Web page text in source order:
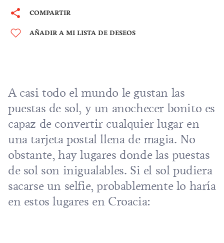
COMPARTIR
AÑADIR A MI LISTA DE DESEOS
A casi todo el mundo le gustan las
puestas de sol, y un anochecer bonito es
capaz de convertir cualquier lugar en
una tarjeta postal llena de magia. No
obstante, hay lugares donde las puestas
de sol son inigualables. Si el sol pudiera
sacarse un selfie, probablemente lo haría
en estos lugares en Croacia: